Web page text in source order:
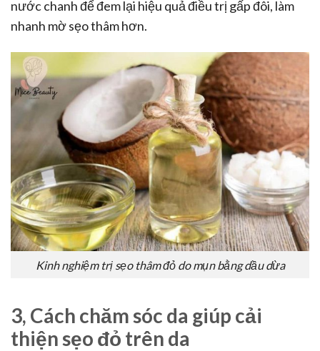
nước chanh để đem lại hiệu quả điều trị gấp đôi, làm
nhanh mờ sẹo thâm hơn.
Kinh nghiệm trị sẹo thâm đỏ do mụn bằng dầu dừa
3, Cách chăm sóc da giúp cải
thiện sẹo đỏ trên da